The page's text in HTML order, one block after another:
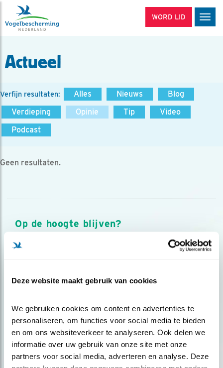
Deze website maakt gebruik van cookies
We gebruiken cookies om content en advertenties te
personaliseren, om functies voor social media te bieden
en om ons websiteverkeer te analyseren. Ook delen we
informatie over uw gebruik van onze site met onze
partners voor social media, adverteren en analyse. Deze
WORD LID
Actueel
Verfijn resultaten: Alles Nieuws
Blog
Verdieping
Opinie Tip
Video
Podcast
Geen resultaten.
Op de hoogte blijven?
Meld je aan en ontvang nieuws, inspiratie, acties en tips
over vogels en activiteiten van Vogelbescherming.